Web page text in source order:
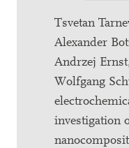
Tsvetan
Alexander
Andrzej
Wolfgang
investigation